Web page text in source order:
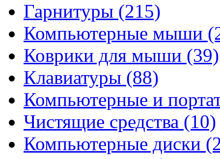
Гарнитуры (215)
Компьютерные мыши
Коврики для мыши (39)
Клавиатуры (88)
Компьютерные и
Чистящие средства (10)
Компьютерные диски